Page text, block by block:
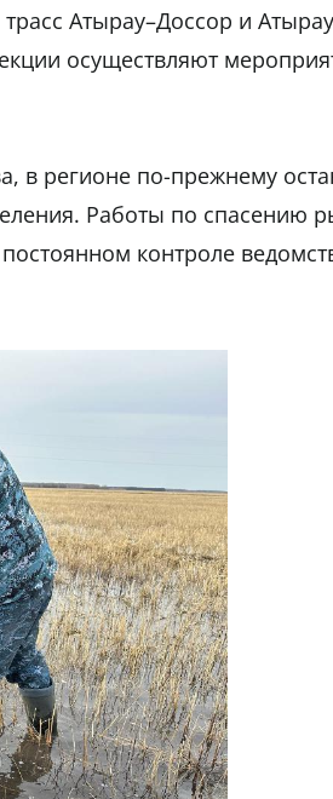
Атырау–Доссор и
осуществляют
в регионе по-прежнему
Работы по спасению
контроле